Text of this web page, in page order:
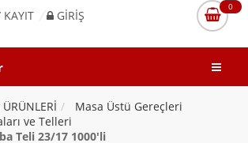
KAYIT GIRIŞ
0
ÜRÜNLERİ
Masa Üstü Gereçleri
ve Telleri
Teli 23/17 1000'li